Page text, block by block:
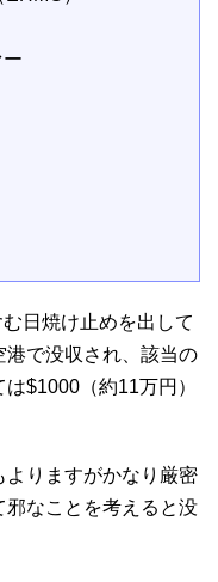
日焼け止めを出して
で没収され、該当の
$1000（約11万円）
りますがかなり厳密
なことを考えると没